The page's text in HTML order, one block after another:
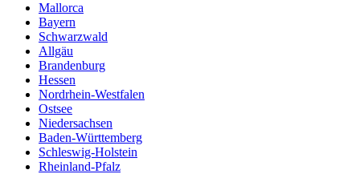
Mallorca
Bayern
Schwarzwald
Allgäu
Brandenburg
Hessen
Nordrhein-Westfalen
Ostsee
Niedersachsen
Baden-Württemberg
Schleswig-Holstein
Rheinland-Pfalz